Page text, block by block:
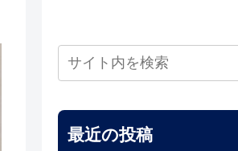
最近の投稿